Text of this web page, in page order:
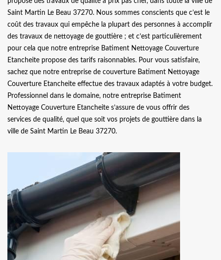
Saint Martin Le Beau 37270. Nous sommes conscients que c’est le
coût des travaux qui empêche la plupart des personnes à accomplir
des travaux de nettoyage de gouttière ; et c’est particulièrement
pour cela que notre entreprise Batiment Nettoyage Couverture
Etancheite propose des tarifs raisonnables. Pour vous satisfaire,
sachez que notre entreprise de couverture Batiment Nettoyage
Couverture Etancheite effectue des travaux adaptés à votre budget.
Professionnel dans le domaine, notre entreprise Batiment
Nettoyage Couverture Etancheite s’assure de vous offrir des
services de qualité, quel que soit vos projets de gouttière dans la
ville de Saint Martin Le Beau 37270.